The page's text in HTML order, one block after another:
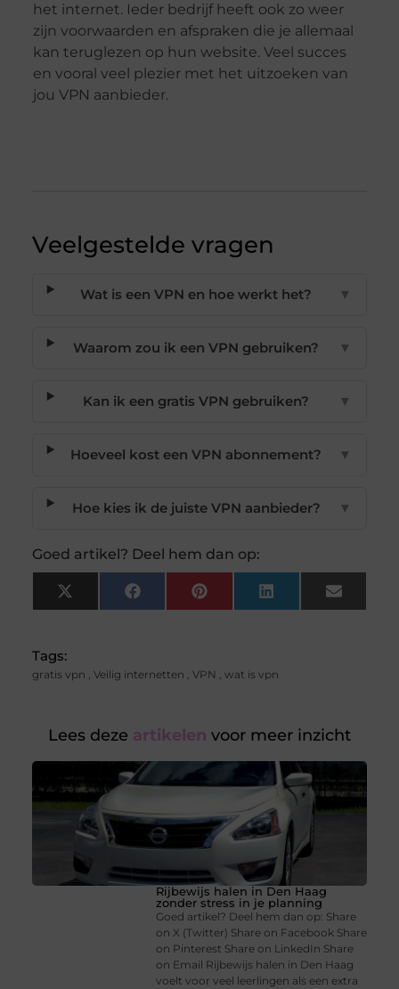
het internet. Ieder bedrijf heeft ook zo weer
zijn voorwaarden en afspraken die je allemaal
kan teruglezen op hun website. Veel succes
en vooral veel plezier met het uitzoeken van
jou VPN aanbieder.
Veelgestelde vragen
Wat is een VPN en hoe werkt het? ▼
Waarom zou ik een VPN gebruiken? ▼
Kan ik een gratis VPN gebruiken? ▼
Hoeveel kost een VPN abonnement? ▼
Hoe kies ik de juiste VPN aanbieder? ▼
Goed artikel? Deel hem dan op:
X
(Twitter)
FacebookPinterest LinkedIn Email
Tags:
gratis vpn , Veilig internetten , VPN , wat is vpn
Lees deze artikelen voor meer inzicht
Rijbewijs halen in Den Haag
zonder stress in je planning
Goed artikel? Deel hem dan op: Share
on X (Twitter) Share on Facebook Share
on Pinterest Share on LinkedIn Share
on Email Rijbewijs halen in Den Haag
voelt voor veel leerlingen als een extra